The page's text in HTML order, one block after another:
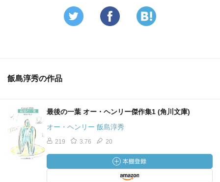
飯島淳秀の作品
最後の一葉 オー・ヘンリー傑作集1 (角川文庫)
オー・ヘンリー 飯島淳秀
219 3.76 20